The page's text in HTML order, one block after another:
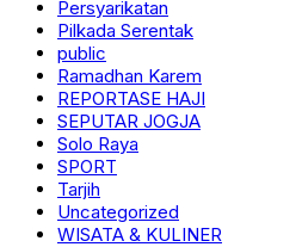
Persyarikatan
Pilkada Serentak
public
Ramadhan Karem
REPORTASE HAJI
SEPUTAR JOGJA
Solo Raya
SPORT
Tarjih
Uncategorized
WISATA & KULINER